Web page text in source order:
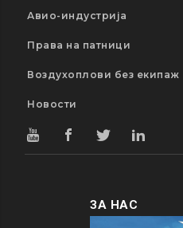
Авио-индустрија
Права на патници
Воздухоплови без екипаж
Новости
ЗА НАС